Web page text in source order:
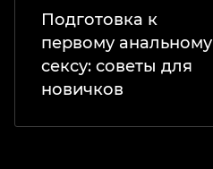
Подготовка к
первому анальному
сексу: советы для
новичков